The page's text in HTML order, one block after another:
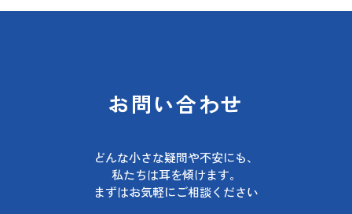
お問い合わせ
どんな小さな疑問や不安にも、
私たちは耳を傾けます。
まずはお気軽にご相談ください